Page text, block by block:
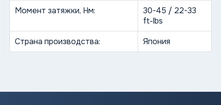
Момент затяжки, Нм:
30-45 / 22-33
ft-lbs
Страна производства:
Япония